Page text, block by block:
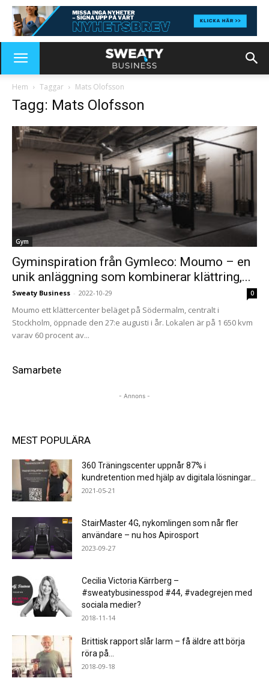
Hem Taggar Mats Olofsson
Tagg: Mats Olofsson
Gym
Gyminspiration från Gymleco: Moumo – en
unik anläggning som kombinerar klättring,...
Sweaty Business - 2022-10-29 0
Moumo ett klättercenter beläget på Södermalm, centralt i
Stockholm, öppnade den 27:e augusti i år. Lokalen är på 1 650 kvm
varav 60 procent av...
Samarbete
- Annons -
MEST POPULÄRA
360 Träningscenter uppnår 87% i
kundretention med hjälp av digitala lösningar...
2021-05-21
StairMaster 4G, nykomlingen som når fler
användare – nu hos Apirosport
2023-09-27
Cecilia Victoria Kärrberg –
#sweatybusinesspod #44, #vadegrejen med
sociala medier?
2018-11-14
Brittisk rapport slår larm – få äldre att börja
röra på...
2018-09-18